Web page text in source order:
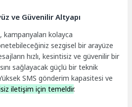
ve Güvenilir Altyapı
kampanyaları kolayca
sezgisel bir arayüze
hızlı, kesintisiz ve güvenilir bir
sağlayacak güçlü bir teknik
SMS gönderim kapasitesi ve
iletişim için temeldir.